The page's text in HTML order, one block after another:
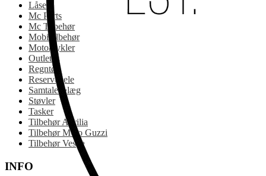
Låse
Mc Parts
Mc Tilbehør
Mobiltilbehør
Motorcykler
Outlet
Regntøj
Reservedele
Samtaleanlæg
Støvler
Tasker
Tilbehør Aprilia
Tilbehør Moto Guzzi
Tilbehør Vespa
INFO